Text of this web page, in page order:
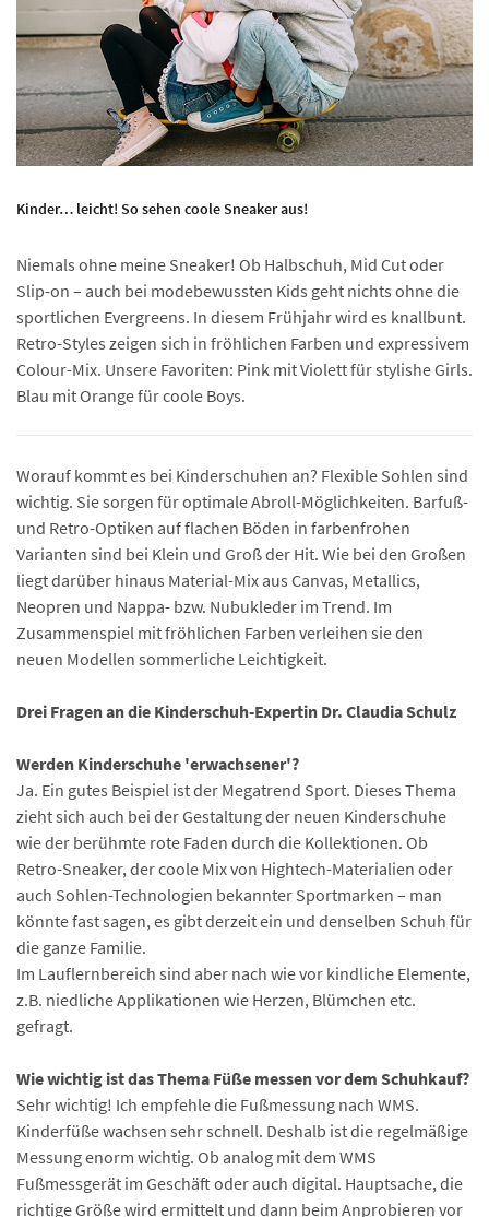
Kinder… leicht! So sehen coole Sneaker aus!
Niemals ohne meine Sneaker! Ob Halbschuh, Mid Cut oder
Slip-on – auch bei modebewussten Kids geht nichts ohne die
sportlichen Evergreens. In diesem Frühjahr wird es knallbunt.
Retro-Styles zeigen sich in fröhlichen Farben und expressivem
Colour-Mix. Unsere Favoriten: Pink mit Violett für stylishe Girls.
Blau mit Orange für coole Boys.
Worauf kommt es bei Kinderschuhen an? Flexible Sohlen sind
wichtig. Sie sorgen für optimale Abroll-Möglichkeiten. Barfuß-
und Retro-Optiken auf flachen Böden in farbenfrohen
Varianten sind bei Klein und Groß der Hit. Wie bei den Großen
liegt darüber hinaus Material-Mix aus Canvas, Metallics,
Neopren und Nappa- bzw. Nubukleder im Trend. Im
Zusammenspiel mit fröhlichen Farben verleihen sie den
neuen Modellen sommerliche Leichtigkeit.
Drei Fragen an die Kinderschuh-Expertin Dr. Claudia Schulz
Werden Kinderschuhe 'erwachsener'?
Ja. Ein gutes Beispiel ist der Megatrend Sport. Dieses Thema
zieht sich auch bei der Gestaltung der neuen Kinderschuhe
wie der berühmte rote Faden durch die Kollektionen. Ob
Retro-Sneaker, der coole Mix von Hightech-Materialien oder
auch Sohlen-Technologien bekannter Sportmarken – man
könnte fast sagen, es gibt derzeit ein und denselben Schuh für
die ganze Familie.
Im Lauflernbereich sind aber nach wie vor kindliche Elemente,
z.B. niedliche Applikationen wie Herzen, Blümchen etc.
gefragt.
Wie wichtig ist das Thema Füße messen vor dem Schuhkauf?
Sehr wichtig! Ich empfehle die Fußmessung nach WMS.
Kinderfüße wachsen sehr schnell. Deshalb ist die regelmäßige
Messung enorm wichtig. Ob analog mit dem WMS
Fußmessgerät im Geschäft oder auch digital. Hauptsache, die
richtige Größe wird ermittelt und dann beim Anprobieren vor